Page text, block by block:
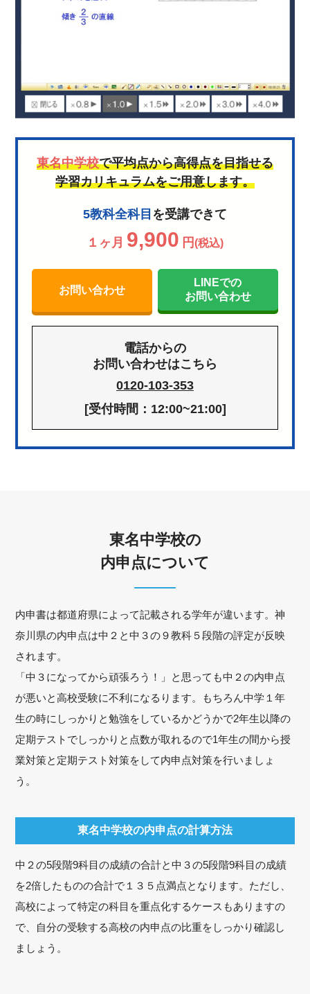
東名中学校で平均点から高得点を目指せる
学習カリキュラムをご用意します。
5教科全科目 を受講できて
１ヶ月 9,900 円(税込)
お問い合わせ
LINEでの
お問い合わせ
電話からの
お問い合わせはこちら
0120-103-353
[受付時間：12:00~21:00]
東名中学校の
内申点について
内申書は都道府県によって記載される学年が違います。神
奈川県の内申点は中２と中３の９教科５段階の評定が反映
されます。
「中３になってから頑張ろう！」と思っても中２の内申点
が悪いと高校受験に不利になるります。もちろん中学１年
生の時にしっかりと勉強をしているかどうかで2年生以降の
定期テストでしっかりと点数が取れるので1年生の間から授
業対策と定期テスト対策をして内申点対策を行いましょ
う。
東名中学校の内申点の計算方法
中２の5段階9科目の成績の合計と中３の5段階9科目の成績
を2倍したものの合計で１３５点満点となります。ただし、
高校によって特定の科目を重点化するケースもありますの
で、自分の受験する高校の内申点の比重をしっかり確認し
ましょう。